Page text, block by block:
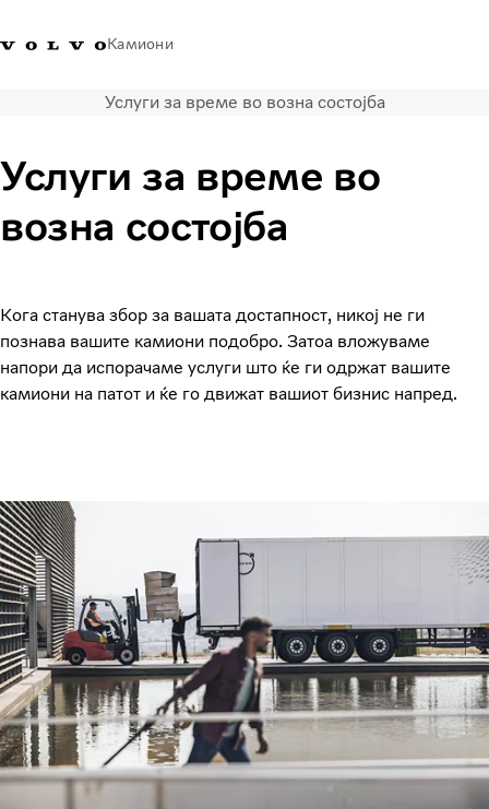
Камиони
Volvo Trucks - Македонија -
Продавница за Volvo
Најава
Транспортни решенија
Камиони
Локатор на дилери
News
За нас
Volvo Truck Builder
Услуги за време во возна состојба
Услуги за време во
возна состојба
Кога станува збор за вашата достапност, никој не ги
познава вашите камиони подобро. Затоа вложуваме
напори да испорачаме услуги што ќе ги одржат вашите
камиони на патот и ќе го движат вашиот бизнис напред.